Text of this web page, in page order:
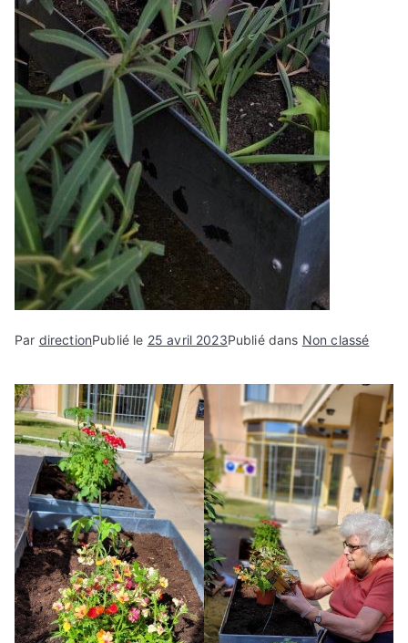
Par directionPublié le 25 avril 2023Publié dans Non classé